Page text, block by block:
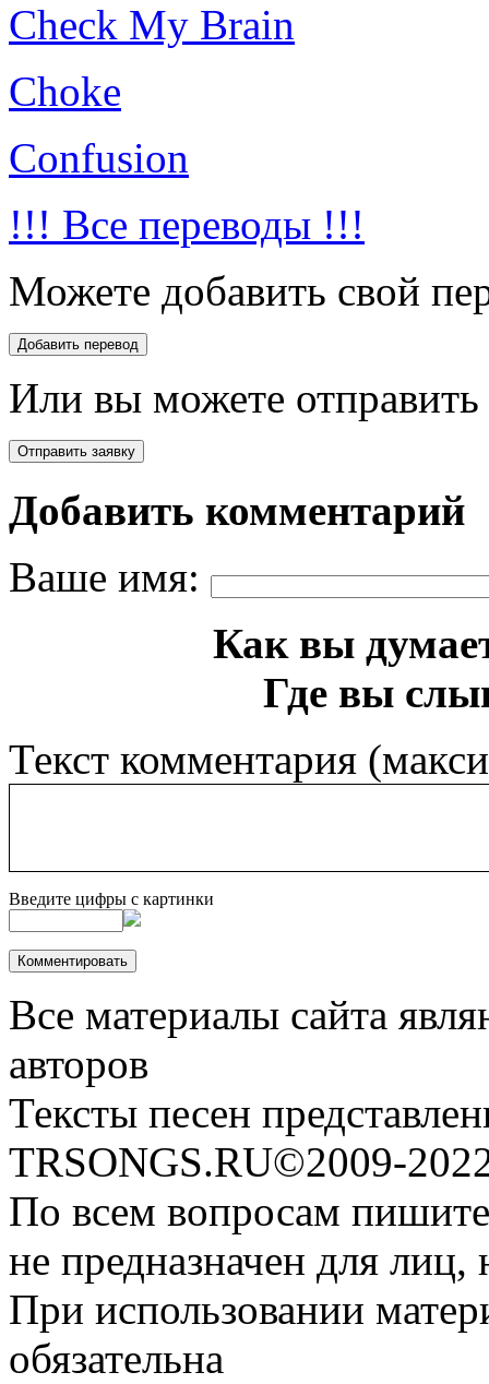
Check My Brain
Choke
Confusion
!!! Все переводы !!!
Можете добавить свой
Или вы можете отправить
Добавить комментарий
Ваше имя:
Как вы
Где вы
Текст комментария
Введите цифры с картинки
Все материалы сайта
авторов
Тексты песен
TRSONGS.RU©2009-
По всем вопросам
не предназначен для
При использовании
обязательна